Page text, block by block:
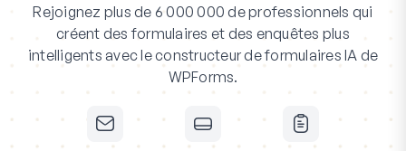
Rejoignez plus de 6 000 000 de professionnels qui
créent des formulaires et des enquêtes plus
intelligents avec le constructeur de formulaires IA de
WPForms.